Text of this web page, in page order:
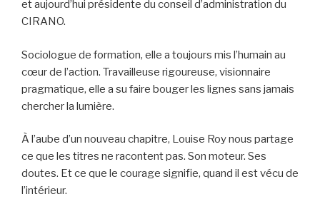
et aujourd’hui présidente du conseil d’administration du
CIRANO.
Sociologue de formation, elle a toujours mis l’humain au
cœur de l’action. Travailleuse rigoureuse, visionnaire
pragmatique, elle a su faire bouger les lignes sans jamais
chercher la lumière.
À l’aube d’un nouveau chapitre, Louise Roy nous partage
ce que les titres ne racontent pas. Son moteur. Ses
doutes. Et ce que le courage signifie, quand il est vécu de
l’intérieur.